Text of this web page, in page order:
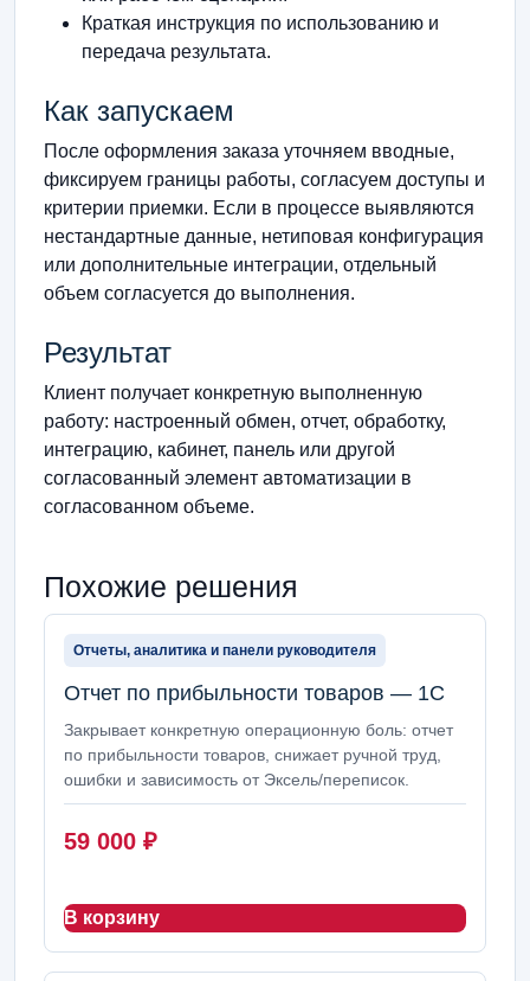
Краткая инструкция по использованию и
передача результата.
Как запускаем
После оформления заказа уточняем вводные,
фиксируем границы работы, согласуем доступы и
критерии приемки. Если в процессе выявляются
нестандартные данные, нетиповая конфигурация
или дополнительные интеграции, отдельный
объем согласуется до выполнения.
Результат
Клиент получает конкретную выполненную
работу: настроенный обмен, отчет, обработку,
интеграцию, кабинет, панель или другой
согласованный элемент автоматизации в
согласованном объеме.
Похожие решения
Отчеты, аналитика и панели руководителя
Отчет по прибыльности товаров — 1С
Закрывает конкретную операционную боль: отчет
по прибыльности товаров, снижает ручной труд,
ошибки и зависимость от Эксель/переписок.
59 000 ₽
В корзину